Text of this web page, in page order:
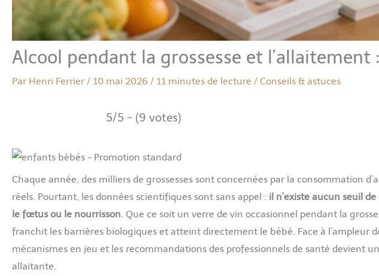
Alcool pendant la grossesse et l’allaitement
Par Henri Ferrier / 10 mai 2026 / 11 minutes de lecture / Conseils & astuces
5/5 - (9 votes)
Chaque année, des milliers de grossesses sont concernées par la consommation
réels. Pourtant, les données scientifiques sont sans appel : il n’existe aucun seuil
le fœtus ou le nourrisson. Que ce soit un verre de vin occasionnel pendant la
franchit les barrières biologiques et atteint directement le bébé. Face à l’ampleur
mécanismes en jeu et les recommandations des professionnels de santé devient
allaitante.